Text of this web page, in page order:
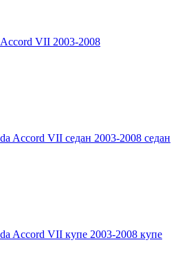
VII 2003-2008
Accord VII седан 2003-2008 седан
Accord VII купе 2003-2008 купе